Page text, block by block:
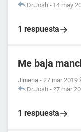
Dr.Josh - 14 may
1 respuesta
Me baja
Jimena - 27 mar 2019
Dr.Josh - 27 mar
1 respuesta